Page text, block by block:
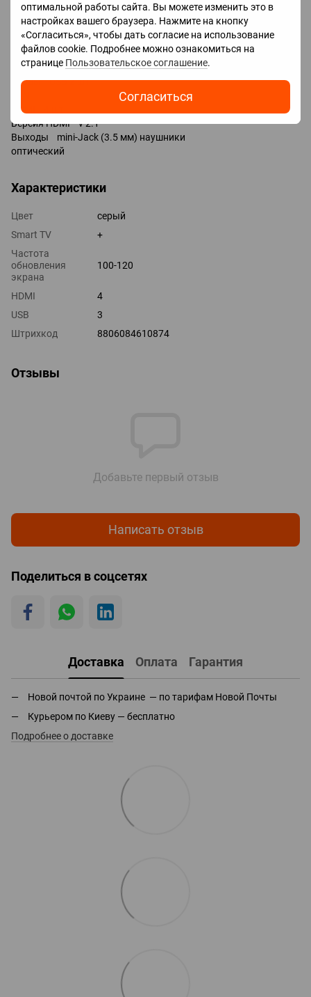
оптимальной работы сайта. Вы можете изменить это в
настройках вашего браузера. Нажмите на кнопку
«Согласиться», чтобы дать согласие на использование
файлов cookie. Подробнее можно ознакомиться на
странице Пользовательское соглашение.
Согласиться
мультимедийный (аэропульт)
Amazon Alexa
Google Assistant
Разъемы
Входы USB 2 шт
HDMI 4 шт
Версия HDMI v 2.1
Выходы mini-Jack (3.5 мм) наушники
оптический
Характеристики
Цвет
серый
Smart TV
+
Частота
обновления
экрана
100-120
HDMI
4
USB
3
Штрихкод
8806084610874
Отзывы
Добавьте первый отзыв
Написать отзыв
Поделиться в соцсетях
Доставка Оплата Гарантия
Новой почтой по Украине — по тарифам Новой Почты
Курьером по Киеву — бесплатно
Подробнее о доставке